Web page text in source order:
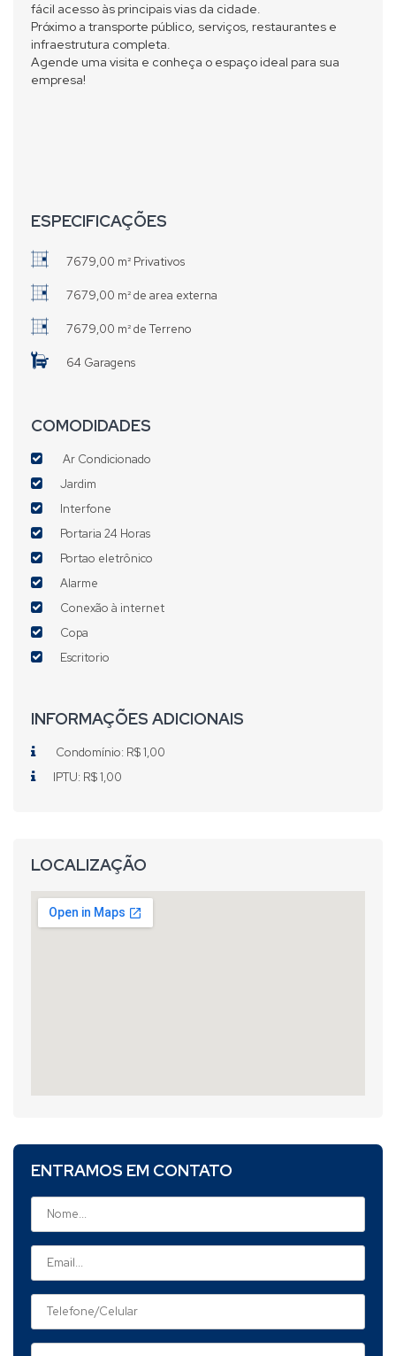
fácil acesso às principais vias da cidade.
Próximo a transporte público, serviços, restaurantes e
infraestrutura completa.
Agende uma visita e conheça o espaço ideal para sua
empresa!
ESPECIFICAÇÕES
7679,00 m² Privativos
7679,00 m² de area externa
7679,00 m² de Terreno
64 Garagens
COMODIDADES
Ar Condicionado
Jardim
Interfone
Portaria 24 Horas
Portao eletrônico
Alarme
Conexão à internet
Copa
Escritorio
INFORMAÇÕES ADICIONAIS
Condomínio: R$ 1,00
IPTU: R$ 1,00
LOCALIZAÇÃO
ENTRAMOS EM CONTATO